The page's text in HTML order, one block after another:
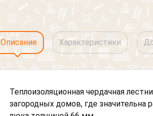
Описание Характеристики
Теплоизоляционная чердачная
загородных домов, где